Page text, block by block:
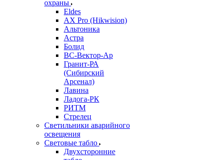
охраны
Eldes
AX Pro (Hikwision)
Альтоника
Астра
Болид
ВС-Вектор-Ар
Гранит-РА
(Сибирский
Арсенал)
Лавина
Ладога-РК
РИТМ
Стрелец
Светильники аварийного
освещения
Световые табло
Двухсторонние